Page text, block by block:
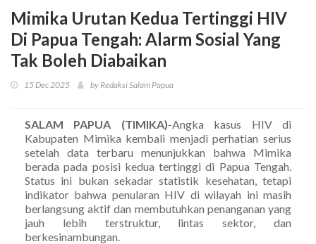
Mimika Urutan Kedua Tertinggi HIV
Di Papua Tengah: Alarm Sosial Yang
Tak Boleh Diabaikan
15 Dec 2025 by Redaksi Salam Papua
SALAM PAPUA (TIMIKA)-Angka kasus HIV di
Kabupaten Mimika kembali menjadi perhatian serius
setelah data terbaru menunjukkan bahwa Mimika
berada pada posisi kedua tertinggi di Papua Tengah.
Status ini bukan sekadar statistik kesehatan, tetapi
indikator bahwa penularan HIV di wilayah ini masih
berlangsung aktif dan membutuhkan penanganan yang
jauh lebih terstruktur, lintas sektor, dan
berkesinambungan.